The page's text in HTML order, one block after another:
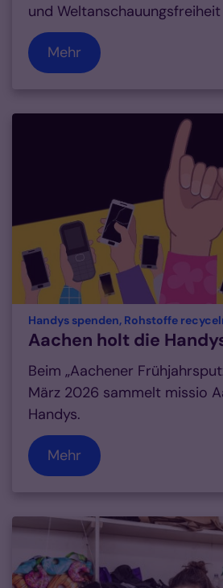
und
Mehr
Handys spenden, Rohstoffe
Aachen holt die
Beim „Aachener
März 2026 sammelt missio
Handys.
Mehr